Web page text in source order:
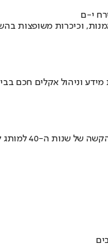
י-ם
וניהול אקלים חכם